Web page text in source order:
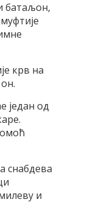
батаљон,
крв на
један од
снабдева
и